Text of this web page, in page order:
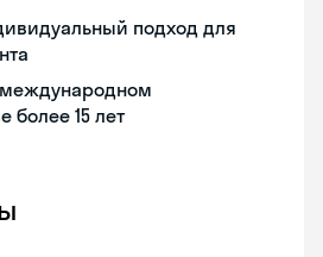
подход для
международном
более 15 лет